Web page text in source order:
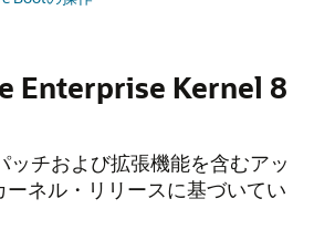
Enterprise Kernel 8
ッチおよび拡張機能を含むアッ
ーネル・リリースに基づいてい